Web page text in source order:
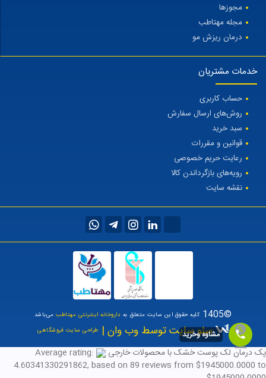
مجوزها
مجله مهتاطب
درمان ریزش مو
خدمات مشتریان
حساب کاربری
روش‌های ارسال سفارش
سبد خرید
قوانین و مقررات
رعایت حریم خصوصی
رویه‌های بازگرداندن کالا
نقشه سایت
©1405 کلیه حقوق این سایت متعلق به داروخانه اینترنتی مهتاطبمی‌باشد
سئو سایت توسط وب وان | طراحی سایت فروشگاهی
پک درمان لک پوست خشک با محصولات خارجی
Average rating:
4.60341330291862, based on 89 reviews from $1945000.0000 to
مشاوه وخرید